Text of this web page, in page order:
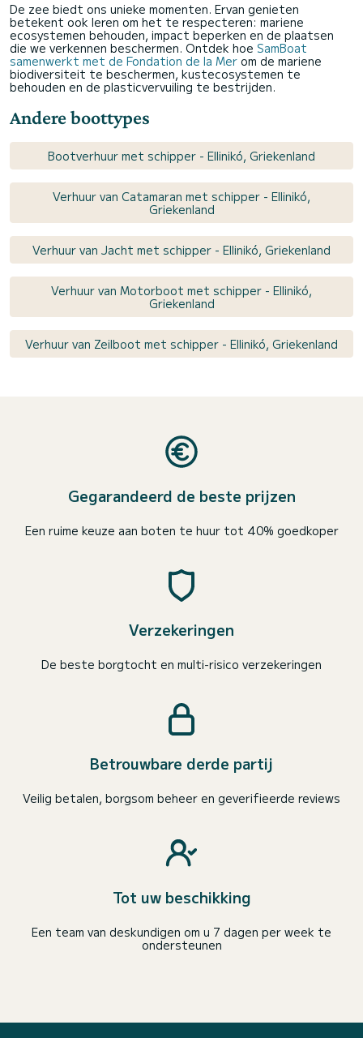
De zee biedt ons unieke momenten. Ervan genieten
betekent ook leren om het te respecteren: mariene
ecosystemen behouden, impact beperken en de plaatsen
die we verkennen beschermen. Ontdek hoe SamBoat
samenwerkt met de Fondation de la Mer om de mariene
biodiversiteit te beschermen, kustecosystemen te
behouden en de plasticvervuiling te bestrijden.
Andere boottypes
Bootverhuur met schipper - Ellinikó, Griekenland
Verhuur van Catamaran met schipper - Ellinikó,
Griekenland
Verhuur van Jacht met schipper - Ellinikó, Griekenland
Verhuur van Motorboot met schipper - Ellinikó,
Griekenland
Verhuur van Zeilboot met schipper - Ellinikó, Griekenland
Gegarandeerd de beste prijzen
Een ruime keuze aan boten te huur tot 40% goedkoper
Verzekeringen
De beste borgtocht en multi-risico verzekeringen
Betrouwbare derde partij
Veilig betalen, borgsom beheer en geverifieerde reviews
Tot uw beschikking
Een team van deskundigen om u 7 dagen per week te
ondersteunen